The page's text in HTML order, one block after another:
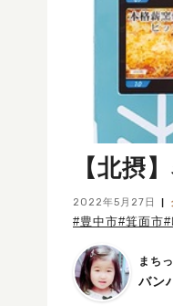
【北摂
2022年5月27日
#豊中市#箕面市#
まち
バン